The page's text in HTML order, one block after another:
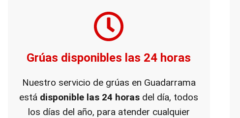
Grúas disponibles las 24 horas
Nuestro servicio de grúas en Guadarrama
está disponible las 24 horas del día, todos
los días del año, para atender cualquier